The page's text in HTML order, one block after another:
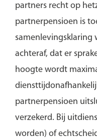
partners recht op
partnerpensioen is
samenlevingsklaring
achteraf, dat er
hoogte wordt
partnerpensioen
verzekerd. Bij
worden) of